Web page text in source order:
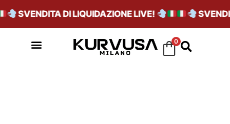
SVENDITA DI LIQUIDAZIONE LIVE!
0